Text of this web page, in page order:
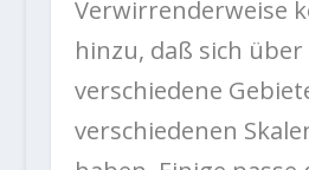
Verwirrenderweise
hinzu, daß sich über
verschiedene
verschiedenen